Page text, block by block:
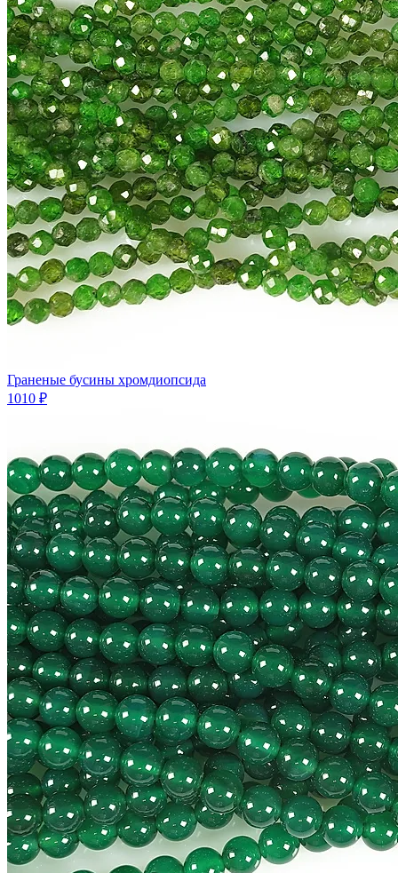
Граненые бусины хромдиопсида
1010 ₽